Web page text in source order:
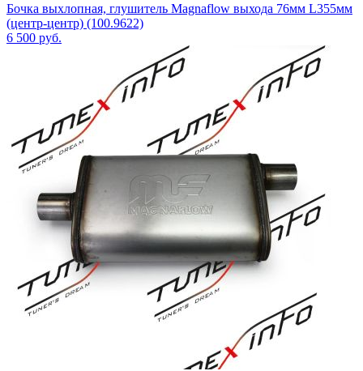
Бочка выхлопная, глушитель Magnaflow выхода 76мм L355мм
(центр-центр) (100.9622)
6 500 руб.